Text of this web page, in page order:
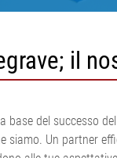
Sistema
Ispezione
pneumatici
Impianto di
Impianti di
di acciaioil
del successo
Un partner